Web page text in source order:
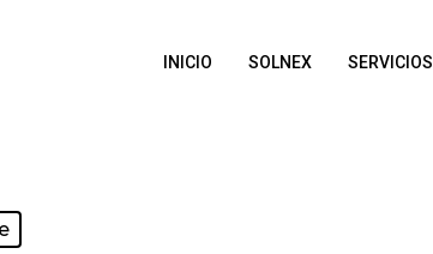
INICIO SOLNEX SERVICIOS